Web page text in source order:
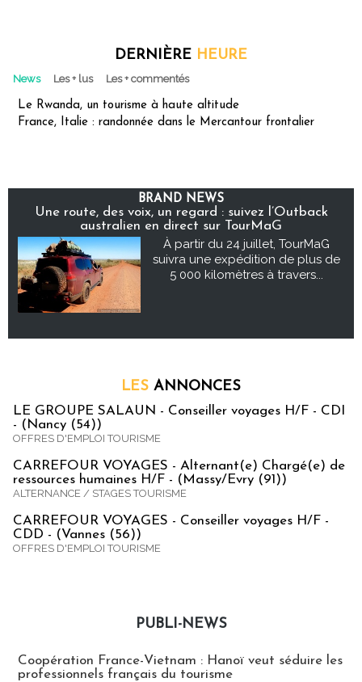
DERNIÈRE HEURE
News Les + lus Les + commentés
Le Rwanda, un tourisme à haute altitude
France, Italie : randonnée dans le Mercantour frontalier
BRAND NEWS
Une route, des voix, un regard : suivez l’Outback
australien en direct sur TourMaG
À partir du 24 juillet, TourMaG
suivra une expédition de plus de
5 000 kilomètres à travers...
LES ANNONCES
LE GROUPE SALAUN - Conseiller voyages H/F - CDI
- (Nancy (54))
OFFRES D'EMPLOI TOURISME
CARREFOUR VOYAGES - Alternant(e) Chargé(e) de
ressources humaines H/F - (Massy/Evry (91))
ALTERNANCE / STAGES TOURISME
CARREFOUR VOYAGES - Conseiller voyages H/F -
CDD - (Vannes (56))
OFFRES D'EMPLOI TOURISME
PUBLI-NEWS
Coopération France-Vietnam : Hanoï veut séduire les
professionnels français du tourisme